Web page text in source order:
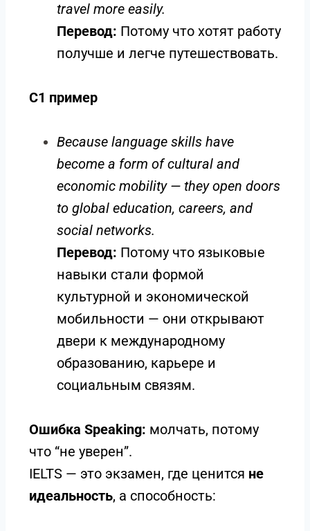
travel more easily.
Перевод: Потому что хотят работу
получше и легче путешествовать.
C1 пример
Because language skills have
become a form of cultural and
economic mobility — they open doors
to global education, careers, and
social networks.
Перевод: Потому что языковые
навыки стали формой
культурной и экономической
мобильности — они открывают
двери к международному
образованию, карьере и
социальным связям.
Ошибка Speaking: молчать, потому
что “не уверен”.
IELTS — это экзамен, где ценится не
идеальность, а способность: